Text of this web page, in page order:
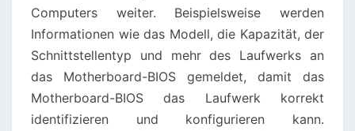
Computers weiter. Beispielsweise werden
Informationen wie das Modell, die Kapazität, der
Schnittstellentyp und mehr des Laufwerks an
das Motherboard-BIOS gemeldet, damit das
Motherboard-BIOS das Laufwerk korrekt
identifizieren und konfigurieren kann.